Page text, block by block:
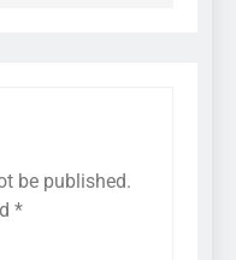
be published.
*